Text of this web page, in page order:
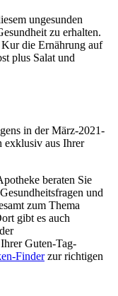
ungesunden
zu erhalten.
Kur die Ernährung auf
plus Salat und
in der März-2021-
aus Ihrer
beraten Sie
und
zum Thema
gibt es auch
Guten-Tag-
Finderzur richtigen